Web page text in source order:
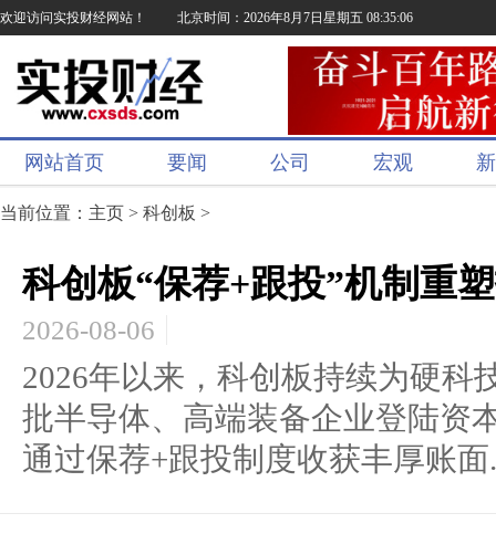
欢迎访问实投财经网站！ 北京时间：2026年8月7日星期五 08:35:07
网站首页 要闻 公司 宏观
当前位置： 主页 > 科创板 >
科创板“保荐+跟投”机制重
2026-08-06
2026年以来，科创板持续为硬科
批半导体、高端装备企业登陆资
通过保荐+跟投制度收获丰厚账面